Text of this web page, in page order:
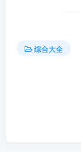
综合大全